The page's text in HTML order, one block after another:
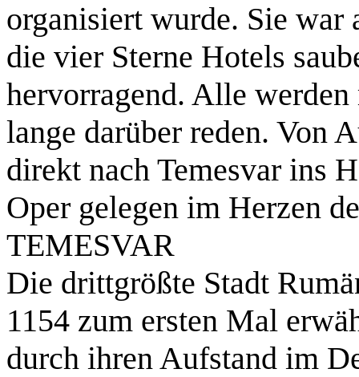
organisiert wurde. Sie war
die vier Sterne Hotels
hervorragend. Alle
lange darüber reden. Von
direkt nach Temesvar ins
Oper gelegen im Herzen
TEMESVAR
Die drittgrößte Stadt
1154 zum ersten Mal
durch ihren Aufstand im